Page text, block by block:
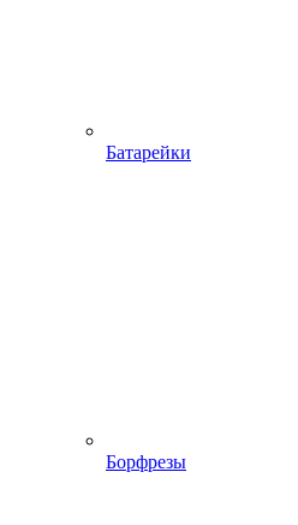
Батарейки
Борфрезы